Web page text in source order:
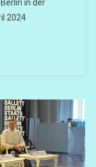
in der
2024